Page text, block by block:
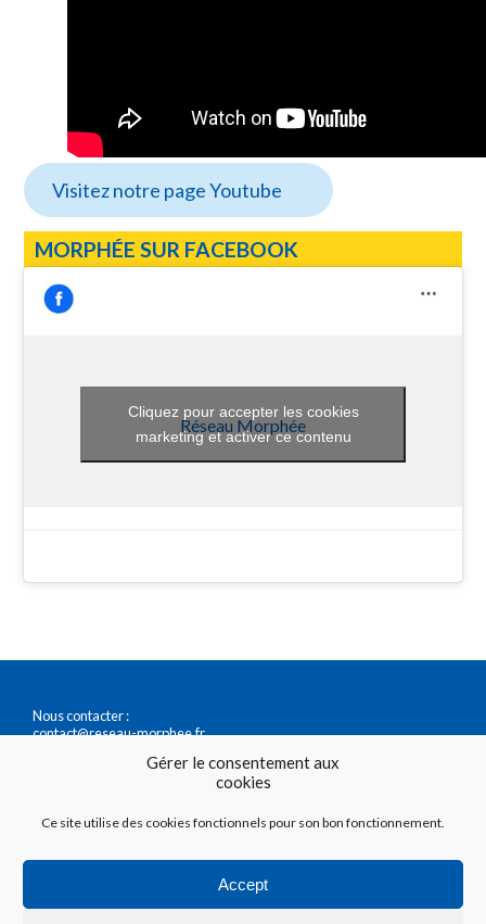
Gérer le consentement aux
cookies
Ce site utilise des cookies fonctionnels pour son bon fonctionnement.
Accept
Visitez notre page Youtube
MORPHÉE SUR FACEBOOK
Réseau Morphée
Cliquez pour accepter les cookies
marketing et activer ce contenu
Nous contacter :
contact@reseau-morphee.fr
Accéder à nos questionnaires du sommeil :
https://questionnaire.reseau-morphee.fr/